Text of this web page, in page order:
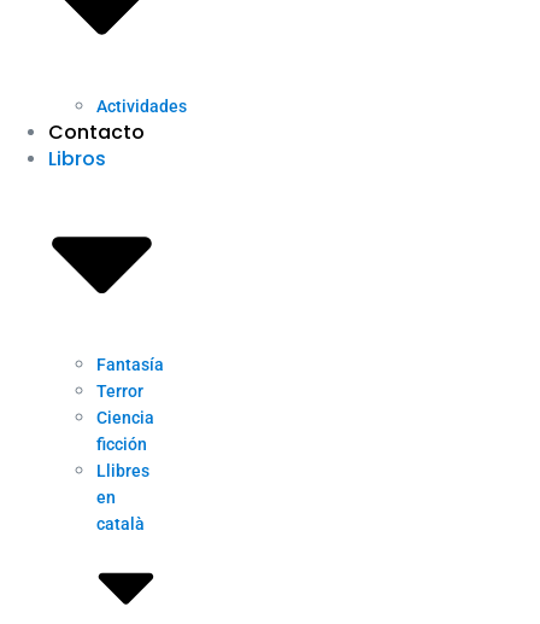
Actividades
Contacto
Libros
Fantasía
Terror
Ciencia
ficción
Llibres
en
català